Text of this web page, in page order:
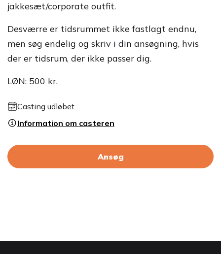
jakkesæt/corporate outfit.
Desværre er tidsrummet ikke fastlagt endnu,
men søg endelig og skriv i din ansøgning, hvis
der er tidsrum, der ikke passer dig.
LØN: 500 kr.
Casting udløbet
Information om casteren
Ansøg